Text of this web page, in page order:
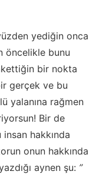
yediğin onca
öncelikle bunu
bir nokta
gerçek ve bu
yalanına rağmen
Bir de
hakkında
onun hakkında
aynen şu: ”